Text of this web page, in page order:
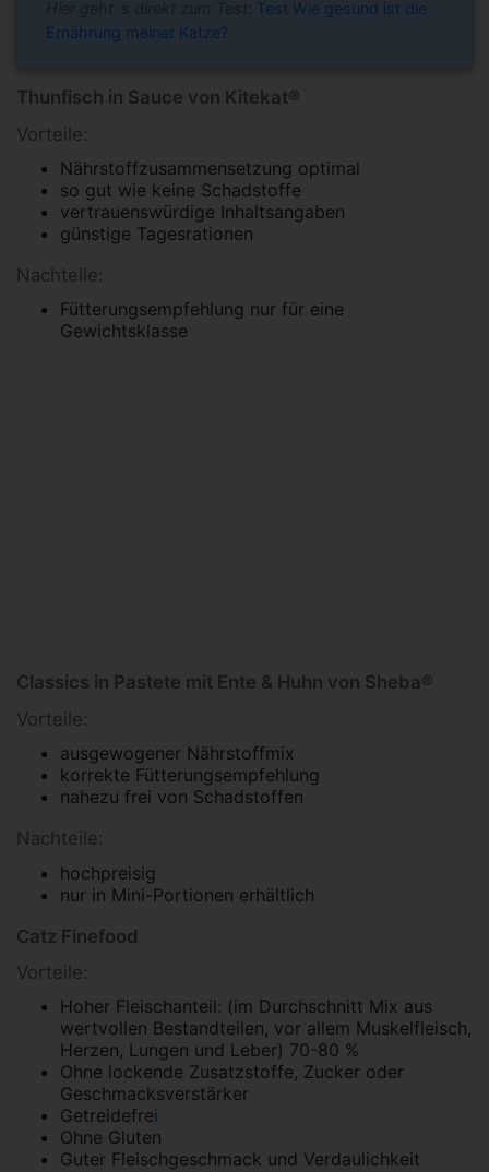
Hier geht´s direkt zum Test: Test Wie gesund ist die
Ernährung meiner Katze?
Thunfisch in Sauce von Kitekat®
Vorteile:
Nährstoffzusammensetzung optimal
so gut wie keine Schadstoffe
vertrauenswürdige Inhaltsangaben
günstige Tagesrationen
Nachteile:
Fütterungsempfehlung nur für eine
Gewichtsklasse
Classics in Pastete mit Ente & Huhn von Sheba®
Vorteile:
ausgewogener Nährstoffmix
korrekte Fütterungsempfehlung
nahezu frei von Schadstoffen
Nachteile:
hochpreisig
nur in Mini-Portionen erhältlich
Catz Finefood
Vorteile:
Hoher Fleischanteil: (im Durchschnitt Mix aus
wertvollen Bestandteilen, vor allem Muskelfleisch,
Herzen, Lungen und Leber) 70-80 %
Ohne lockende Zusatzstoffe, Zucker oder
Geschmacksverstärker
Getreidefrei
Ohne Gluten
Guter Fleischgeschmack und Verdaulichkeit